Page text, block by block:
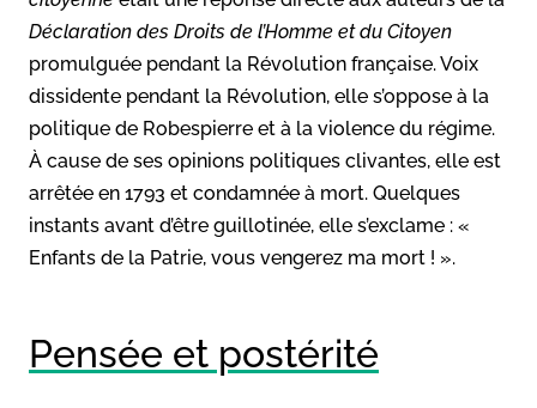
Déclaration des Droits de l’Homme et du Citoyen
promulguée pendant la Révolution française. Voix
dissidente pendant la Révolution, elle s’oppose à la
politique de Robespierre et à la violence du régime.
À cause de ses opinions politiques clivantes, elle est
arrêtée en 1793 et condamnée à mort. Quelques
instants avant d’être guillotinée, elle s’exclame : «
Enfants de la Patrie, vous vengerez ma mort ! ».
Pensée et postérité